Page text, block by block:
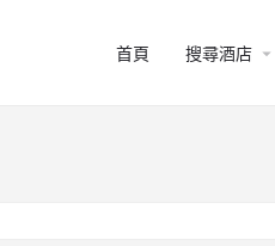
首頁 搜尋酒店 arrow_drop_down